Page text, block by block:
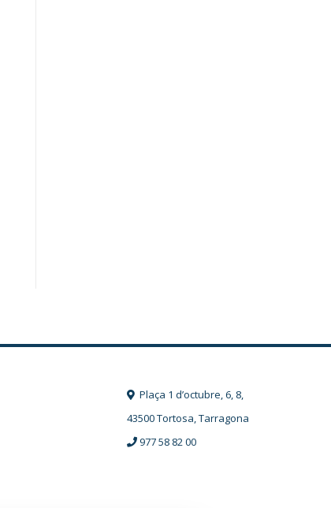
Plaça 1 d’octubre, 6, 8,
43500 Tortosa, Tarragona
977 58 82 00